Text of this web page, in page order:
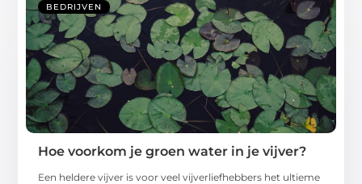
BEDRIJVEN
Hoe voorkom je groen water in je vijver?
Een heldere vijver is voor veel vijverliefhebbers het ultieme